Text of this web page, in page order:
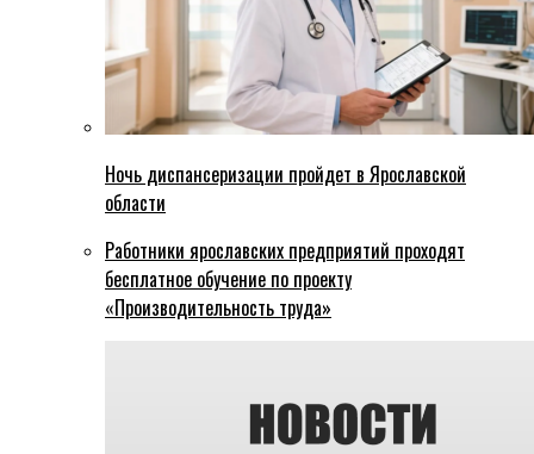
Ночь диспансеризации пройдет в Ярославской
области
Работники ярославских предприятий проходят
бесплатное обучение по проекту
«Производительность труда»